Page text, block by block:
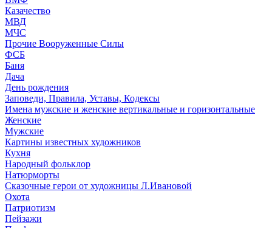
Казачество
МВД
МЧС
Прочие Вооруженные Силы
ФСБ
Баня
Дача
День рождения
Заповеди, Правила, Уставы, Кодексы
Имена мужские и женские вертикальные и горизонтальные
Женские
Мужские
Картины известных художников
Кухня
Народный фольклор
Натюрморты
Сказочные герои от художницы Л.Ивановой
Охота
Патриотизм
Пейзажи